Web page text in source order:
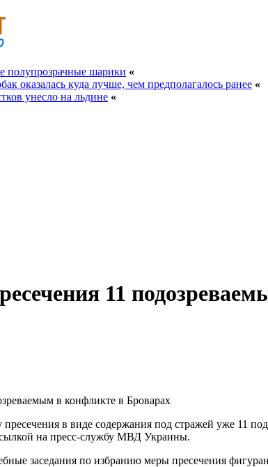
полупрозрачные шарики «
оказалась куда лучше, чем предполагалось ранее «
унесло на льдине «
11
пресечения в виде содержания под стражей уже 11
на пресс-службу МВД Украины.
заседания по избранию меры пресечения